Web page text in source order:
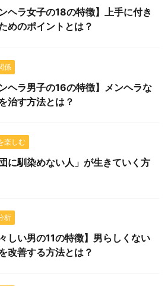
ンヘラ女子の18の特徴】上手に付き
めのポイントとは？
係
ンヘラ男子の16の特徴】メンヘラな
治す方法とは？
楽しむ
団に馴染めない人」が生きていく方
析
々しい男の11の特徴】男らしくない
改善する方法とは？